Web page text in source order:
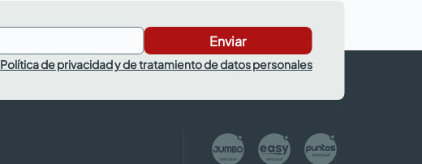
Enviar
Política de privacidad y de tratamiento de datos personales